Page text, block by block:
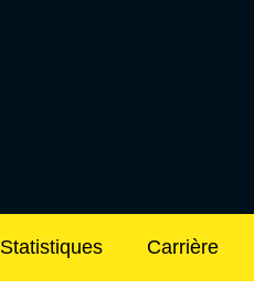
Statistiques Carrière